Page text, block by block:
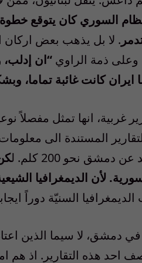
السوري كان يتوقع خطوة
. لا بل يذهب بعض اركان
وعلى ذمة الراوي “ان
ايران كانت غائبة تماما،
انها تمثل مفصلاً
المستندة الى
بالنسبة الى داعش من 200 كلم بسورية. ﻷن
السنيّة دوراً
دمشق، لا سيما الذين
هذه التقارير. اذ هم